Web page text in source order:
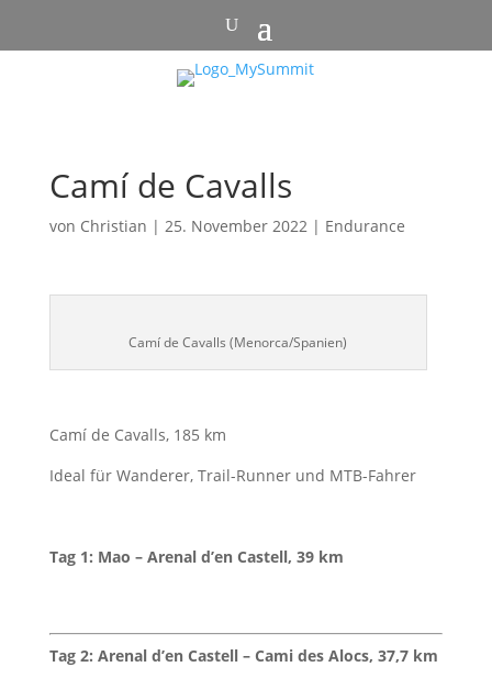
Camí de Cavalls
von Christian | 25. November 2022| Endurance
Camí de Cavalls (Menorca/Spanien)
Camí de Cavalls, 185 km
Ideal für Wanderer, Trail-Runner und MTB-Fahrer
Tag 1: Mao – Arenal d’en Castell, 39 km
Tag 2: Arenal d’en Castell – Cami des Alocs, 37,7 km